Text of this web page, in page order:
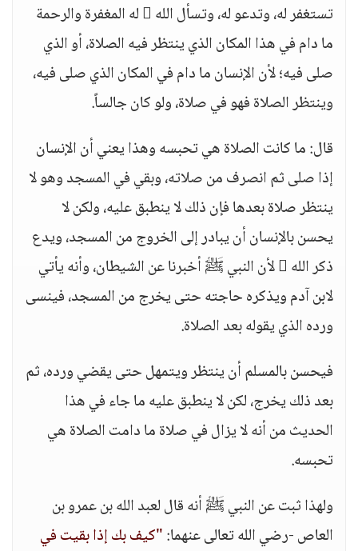
تستغفر له، وتدعو له، وتسأل الله  له المغفرة والرحمة
ما دام في هذا المكان الذي ينتظر فيه الصلاة، أو الذي
صلى فيه؛ لأن الإنسان ما دام في المكان الذي صلى فيه،
وينتظر الصلاة فهو في صلاة، ولو كان جالساً.
قال: ما كانت الصلاة هي تحبسه وهذا يعني أن الإنسان
إذا صلى ثم انصرف من صلاته، وبقي في المسجد وهو لا
ينتظر صلاة بعدها فإن ذلك لا ينطبق عليه، ولكن لا
يحسن بالإنسان أن يبادر إلى الخروج من المسجد، ويدع
ذكر الله  لأن النبي ﷺ أخبرنا عن الشيطان، وأنه يأتي
لابن آدم ويذكره حاجته حتى يخرج من المسجد، فينسى
ورده الذي يقوله بعد الصلاة.
فيحسن بالمسلم أن ينتظر ويتمهل حتى يقضي ورده، ثم
بعد ذلك يخرج، لكن لا ينطبق عليه ما جاء في هذا
الحديث من أنه لا يزال في صلاة ما دامت الصلاة هي
تحبسه.
ولهذا ثبت عن النبي ﷺ أنه قال لعبد الله بن عمرو بن
العاص -رضي الله تعالى عنهما:"كيف بك إذا بقيت في